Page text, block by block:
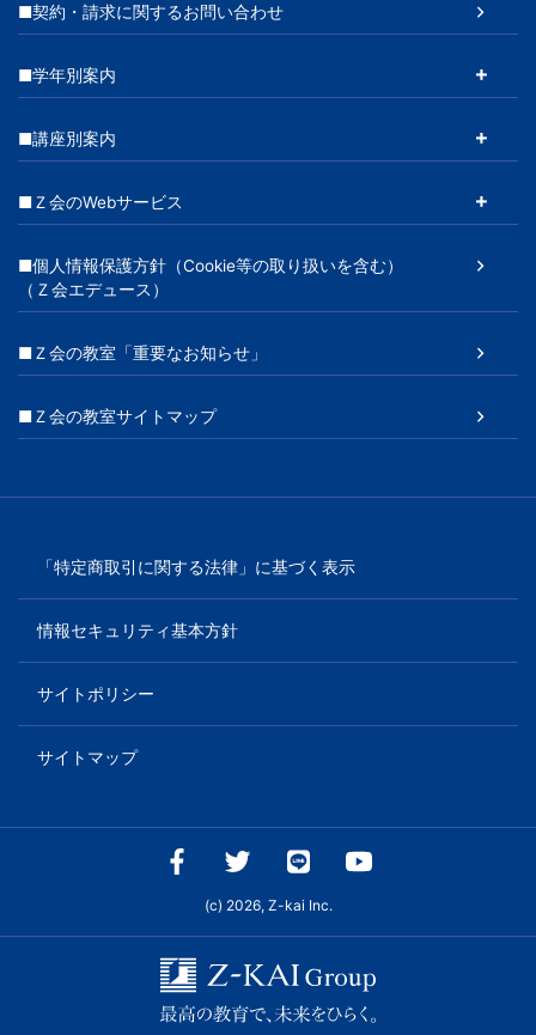
■契約・請求に関するお問い合わせ
■学年別案内
■講座別案内
■Ｚ会のWebサービス
■個人情報保護方針（Cookie等の取り扱いを含む）
（Ｚ会エデュース）
■Ｚ会の教室「重要なお知らせ」
■Ｚ会の教室サイトマップ
「特定商取引に関する法律」に基づく表示
情報セキュリティ基本方針
サイトポリシー
サイトマップ
(c) 2026, Z-kai Inc.